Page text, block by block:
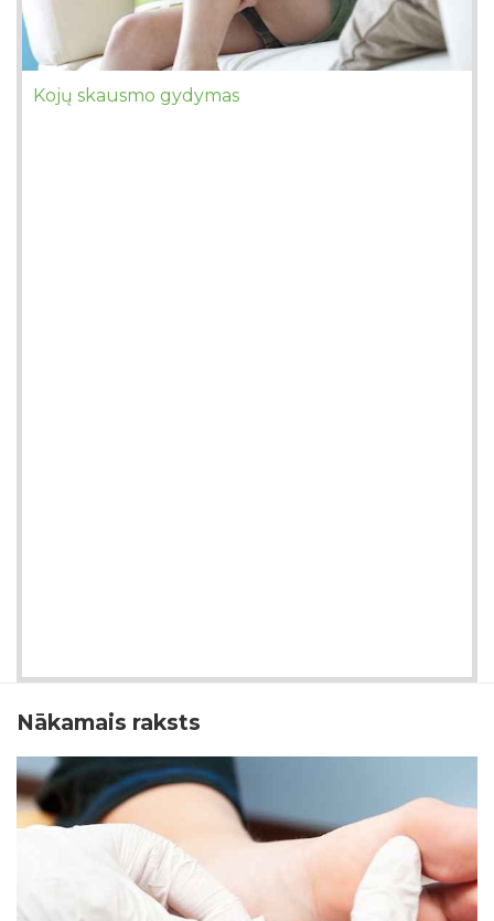
Kojų skausmo gydymas
Nākamais raksts